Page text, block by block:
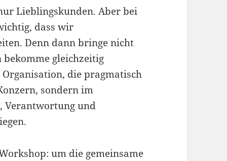
Lieblingskunden. Aber bei
dass wir
Denn dann bringe nicht
gleichzeitig
die pragmatisch
sondern im
Verantwortung und
um die gemeinsame